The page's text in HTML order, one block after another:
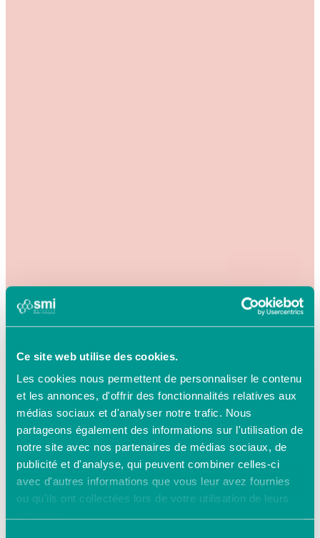
Ce site web utilise des cookies.
Les cookies nous permettent de personnaliser le contenu
et les annonces, d'offrir des fonctionnalités relatives aux
médias sociaux et d'analyser notre trafic. Nous
partageons également des informations sur l'utilisation de
notre site avec nos partenaires de médias sociaux, de
publicité et d'analyse, qui peuvent combiner celles-ci
avec d'autres informations que vous leur avez fournies
ou qu'ils ont collectées lors de votre utilisation de leurs